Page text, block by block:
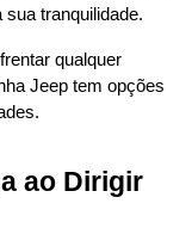
tranquilidade.
qualquer
Jeep tem opções
ao Dirigir